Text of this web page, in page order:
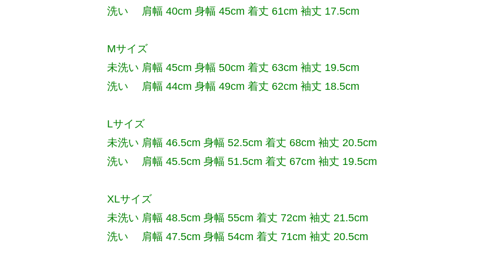
洗い 肩幅 40cm 身幅 45cm 着丈 61cm 袖丈 17.5cm
Mサイズ
未洗い 肩幅 45cm 身幅 50cm 着丈 63cm 袖丈 19.5cm
洗い 肩幅 44cm 身幅 49cm 着丈 62cm 袖丈 18.5cm
Lサイズ
未洗い 肩幅 46.5cm 身幅 52.5cm 着丈 68cm 袖丈 20.5cm
洗い 肩幅 45.5cm 身幅 51.5cm 着丈 67cm 袖丈 19.5cm
XLサイズ
未洗い 肩幅 48.5cm 身幅 55cm 着丈 72cm 袖丈 21.5cm
洗い 肩幅 47.5cm 身幅 54cm 着丈 71cm 袖丈 20.5cm